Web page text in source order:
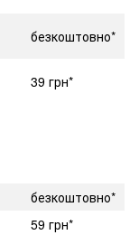
безкоштовно*
39 грн*
безкоштовно*
59 грн*